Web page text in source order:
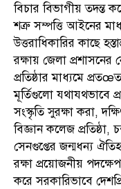
বিচার বিভাগীয় তদন্ত
শত্রু সম্পত্তি আইনের
উত্তরাধিকারির কাছে
রক্ষায় জেলা প্রশাসনের
প্রতিষ্ঠার মাধ্যমে
মূর্তিগুলো যথাযথভাবে
সংস্কৃতি সুরক্ষা করা,
বিজ্ঞান কলেজ প্রতিষ্ঠা,
সেনগুপ্তের জন্মধন্য
রক্ষা প্রয়োজনীয়
করে সরকারিভাবে